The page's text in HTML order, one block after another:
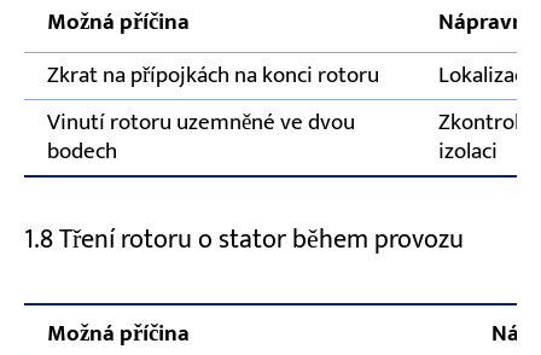
Možná příčina
Zkrat na přípojkách na konci rotoru
Vinutí rotoru uzemněné ve dvou
bodech izolaci
1.8 Tření rotoru o stator během provozu
Možná příčina